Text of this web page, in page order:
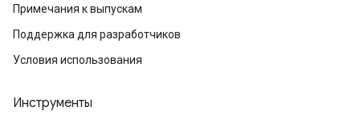
Примечания к выпускам
Поддержка для разработчиков
Условия использования
Инструменты